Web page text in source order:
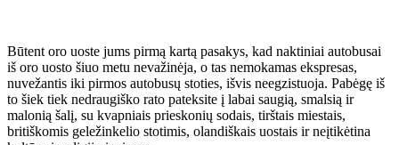
Būtent oro uoste jums pirmą kartą pasakys, kad naktiniai autobusai
iš oro uosto šiuo metu nevažinėja, o tas nemokamas ekspresas,
nuvežantis iki pirmos autobusų stoties, išvis neegzistuoja. Pabėgę iš
to šiek tiek nedraugiško rato pateksite į labai saugią, smalsią ir
malonią šalį, su kvapniais prieskonių sodais, tirštais miestais,
britiškomis geležinkelio stotimis, olandiškais uostais ir neįtikėtina